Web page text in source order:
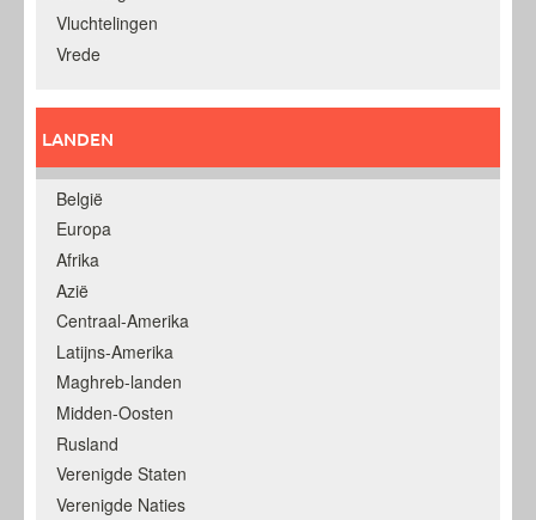
Vluchtelingen
Vrede
LANDEN
België
Europa
Afrika
Azië
Centraal-Amerika
Latijns-Amerika
Maghreb-landen
Midden-Oosten
Rusland
Verenigde Staten
Verenigde Naties